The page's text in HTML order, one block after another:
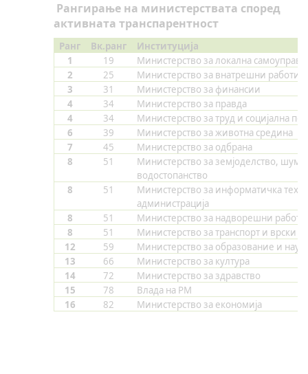
Рангирање на министерствата според
активната транспарентност
Ранг Вк.ранг
Институција
1
19
Министерство за локална самоуправа
2
25
Министерство за внатрешни работи
3
31
Министерство за финансии
4
34
Министерство за правда
4
34
Министерство за труд и социјална
6
39
Министерство за животна средина
7
45
Министерство за одбрана
8
51
Министерство за земјоделство,
водостопанство
8
51
Министерство за информатичка
администрација
8
51
Министерство за надворешни работи
8
51
Министерство за транспорт и врски
12
59
Министерство за образование и
13
66
Министерство за култура
14
72
Министерство за здравство
15
78
Влада на РМ
16
82 Министерство за економија